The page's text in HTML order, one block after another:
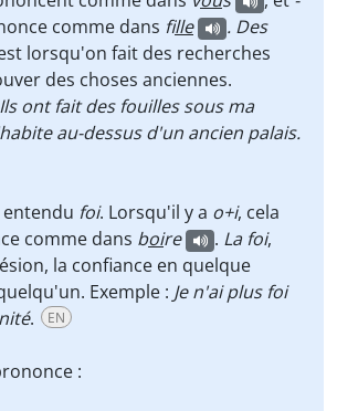
comme dans fille . Des
lorsqu'on fait des recherches
des choses anciennes.
Ils ont fait des fouilles sous ma
au-dessus d'un ancien palais.
entendu foi. Lorsqu'il y a o+i, cela
comme dans boire . La foi,
la confiance en quelque
Exemple : Je n'ai plus foi
. EN
: